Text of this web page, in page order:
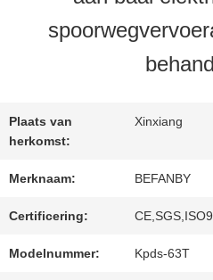
CONTACTEER
ONS
NIEUWS
VERZOEK
Plaats van
herkomst:
Xinxiang
Merknaam: BEFANBY
Certificering:
Modelnummer: Kpds-63T